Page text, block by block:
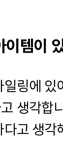
이템이
링에 있
생각합
고 생